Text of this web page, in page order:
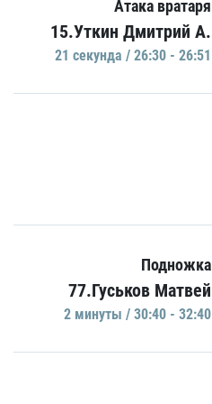
Атака вратаря
15.Уткин Дмитрий А.
21 секундa / 26:30 - 26:51
Подножка
77.Гуськов Матвей
2 минуты / 30:40 - 32:40